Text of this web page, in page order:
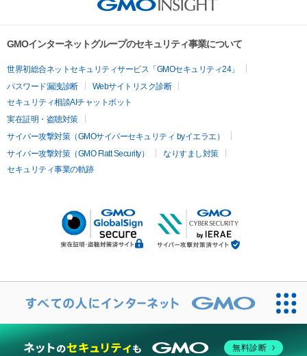
GMOインターネットグループのセキュリティ事業について
世界初総合ネットセキュリティサービス「GMOセキュリティ24」
パスワード漏洩診断
Webサイトリスク診断
セキュリティ相談AIチャットボット
実在証明・盗聴対策
サイバー攻撃対策（GMOサイバーセキュリティ byイエラエ）
サイバー攻撃対策（GMO Flatt Security）
なりすまし対策
セキュリティ事業の軌跡
無料診断